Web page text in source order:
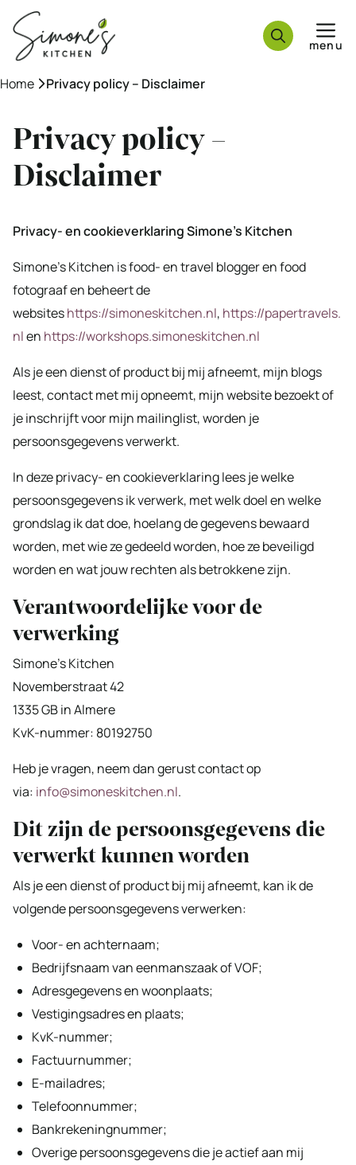
naar
inhoud
menu
Home »Privacy policy – Disclaimer
Privacy policy –
Disclaimer
Privacy- en cookieverklaring Simone’s Kitchen
Simone’s Kitchen is food- en travel blogger en food
fotograaf en beheert de
websiteshttps://simoneskitchen.nl, https://papertravels.
nlen https://workshops.simoneskitchen.nl
Als je een dienst of product bij mij afneemt, mijn blogs
leest, contact met mij opneemt, mijn website bezoekt of
je inschrijft voor mijn mailinglist, worden je
persoonsgegevens verwerkt.
In deze privacy- en cookieverklaring lees je welke
persoonsgegevens ik verwerk, met welk doel en welke
grondslag ik dat doe, hoelang de gegevens bewaard
worden, met wie ze gedeeld worden, hoe ze beveiligd
worden en wat jouw rechten als betrokkene zijn.
Verantwoordelijke voor de
verwerking
Simone’s Kitchen
Novemberstraat 42
1335 GB in Almere
KvK-nummer: 80192750
Heb je vragen, neem dan gerust contact op
via: info@simoneskitchen.nl.
Dit zijn de persoonsgegevens die
verwerkt kunnen worden
Als je een dienst of product bij mij afneemt, kan ik de
volgende persoonsgegevens verwerken:
Voor- en achternaam;
Bedrijfsnaam van eenmanszaak of VOF;
Adresgegevens en woonplaats;
Vestigingsadres en plaats;
KvK-nummer;
Factuurnummer;
E-mailadres;
Telefoonnummer;
Bankrekeningnummer;
Overige persoonsgegevens die je actief aan mij